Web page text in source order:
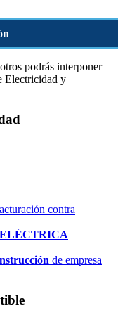
podrás interponer
Electricidad y
contra
de empresa